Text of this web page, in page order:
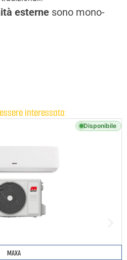
esterne sono mono-
interessato:
Disponibile
MAXA